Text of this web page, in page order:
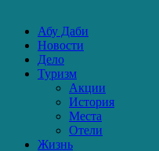
Абу Даби
Новости
Дело
Туризм
Акции
История
Места
Отели
Жизнь